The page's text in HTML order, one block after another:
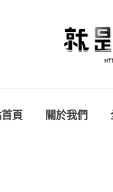
頁 關於我們